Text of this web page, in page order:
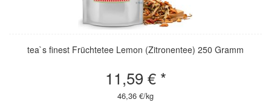
tea`s finest Früchtetee Lemon (Zitronentee) 250 Gramm
11,59 € *
46,36 €/kg